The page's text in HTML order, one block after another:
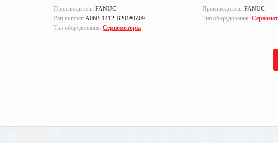
Производитель: FANUC
Part number: A06B-1412-B201#0Z09
Тип оборудования: Сервомоторы
Производитель: FANUC
Тип оборудования: